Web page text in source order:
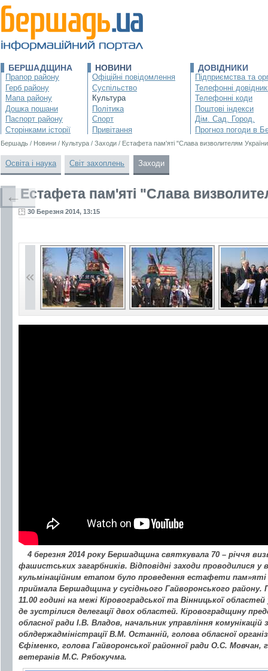
БЕРШАДЩИНА
Прапор району
Герб району
Мапа району
Дошка пошани
Паспорт району
Сторінками історії
НОВИНИ
Офіційні повідомлення
Суспільство
Культура
Політика
Спорт
Привітання
ДОВІДНИКИ
Підприємства та
Телефонні
Телефонні коди
Поштові індекси
Дім. Сад. Город.
Прогноз погоди в
Бершадь / Новини / Культура / Заходи / Естафета пам'яті "Слава визволителям
Освіта і наука Світ захоплень Заходи
Естафета пам'яті "Слава
30 Березня 2014, 13:15
4 березня 2014 року Бершадщина святкувала 70 – річчя
фашистських загарбників. Відповідні заходи проводилися у
кульмінаційним етапом було проведення естафети
приймала Бершадщина у сусіднього Гайворонського району.
11.00 годині на межі Кіровоградської та Вінницької
де зустрілися делегації двох областей. Кіровоградщину
обласної ради І.В. Владов, начальник управління
облдержадміністрації В.М. Останній, голова обласної
Єфіменко, голова Гайворонської районної ради О.С. Мовчан,
ветеранів М.С. Рябокучма.
←